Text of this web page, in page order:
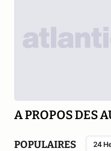
A PROPOS DES
POPULAIRES 24